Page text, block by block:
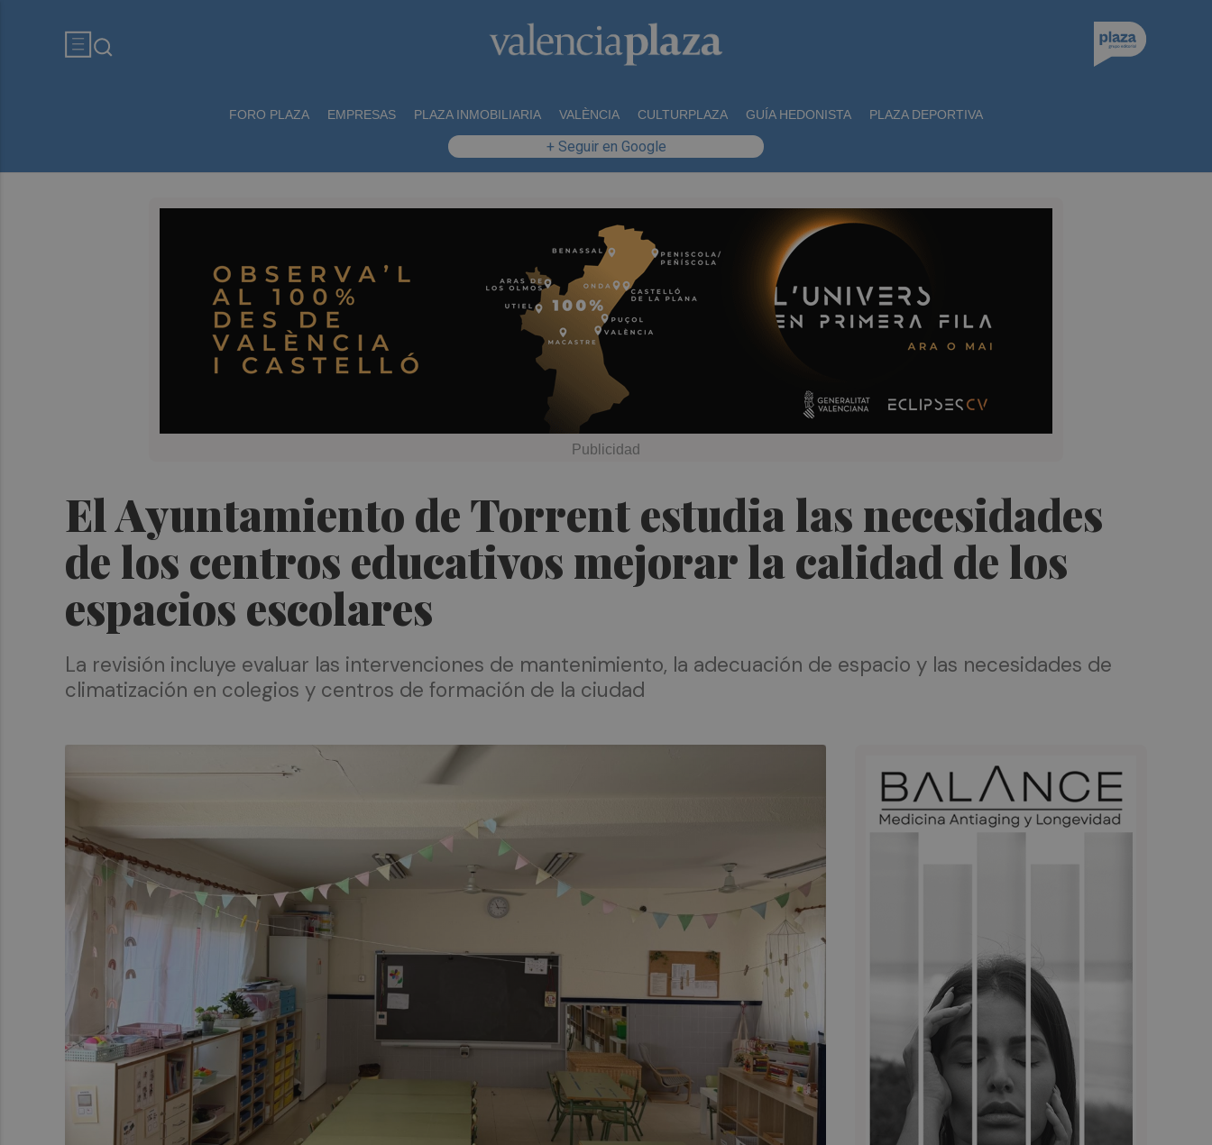
FORO PLAZA EMPRESAS PLAZA INMOBILIARIA VALÈNCIA CULTURPLAZA GUÍA HEDONISTA PLAZA DEPORTIVA
+ Seguir en Google
El Ayuntamiento de Torrent estudia las necesidades
de los centros educativos mejorar la calidad de los
espacios escolares
La revisión incluye evaluar las intervenciones de mantenimiento, la adecuación de espacio y las necesidades de
climatización en colegios y centros de formación de la ciudad